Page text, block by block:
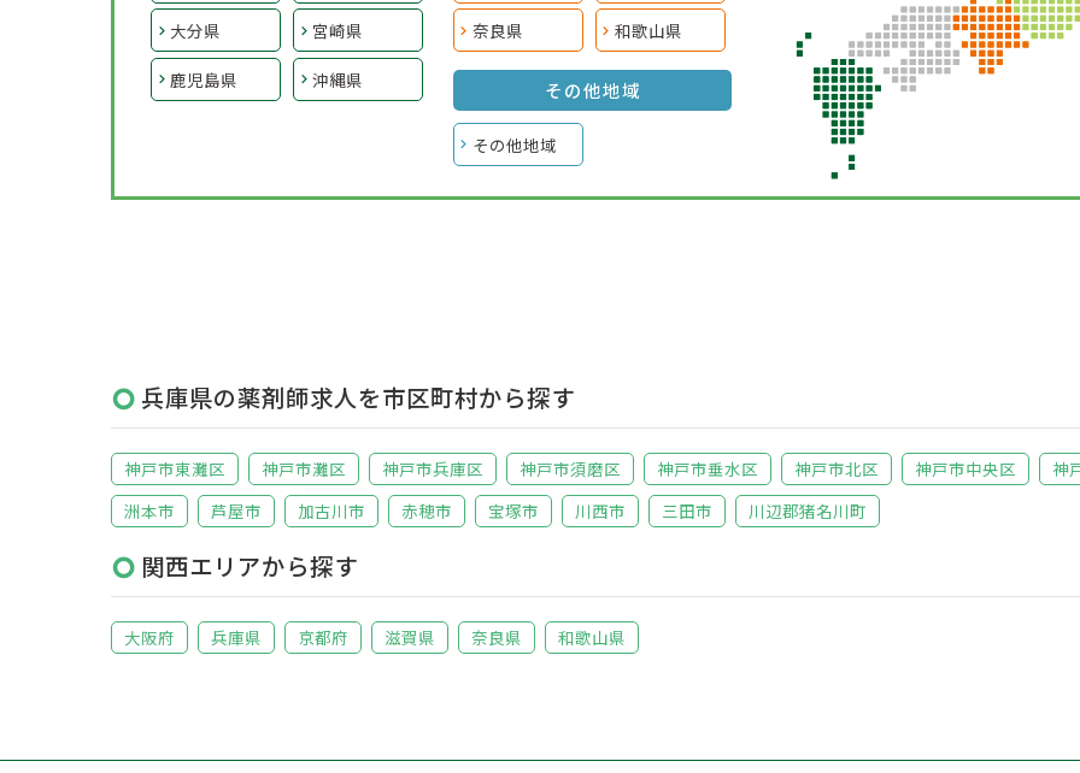
大分県 宮崎県
鹿児島県 沖縄県
奈良県 和歌山県
その他地域
その他地域
兵庫県の薬剤師求人を市区町村から探す
神戸市東灘区 神戸市灘区 神戸市兵庫区 神戸市須磨区 神戸市垂水区 神戸市北区 神戸市中央区
神
洲本市
芦屋市 加古川市 赤穂市 宝塚市 川西市 三田市 川辺郡猪名川町
関西エリアから探す
大阪府 兵庫県 京都府 滋賀県 奈良県 和歌山県